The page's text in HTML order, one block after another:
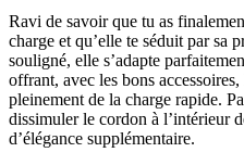
Ravi de savoir que tu as
charge et qu’elle te séduit par sa
souligné, elle s’adapte
offrant, avec les bons
pleinement de la charge rapide.
dissimuler le cordon à l’intérieur
d’élégance supplémentaire.